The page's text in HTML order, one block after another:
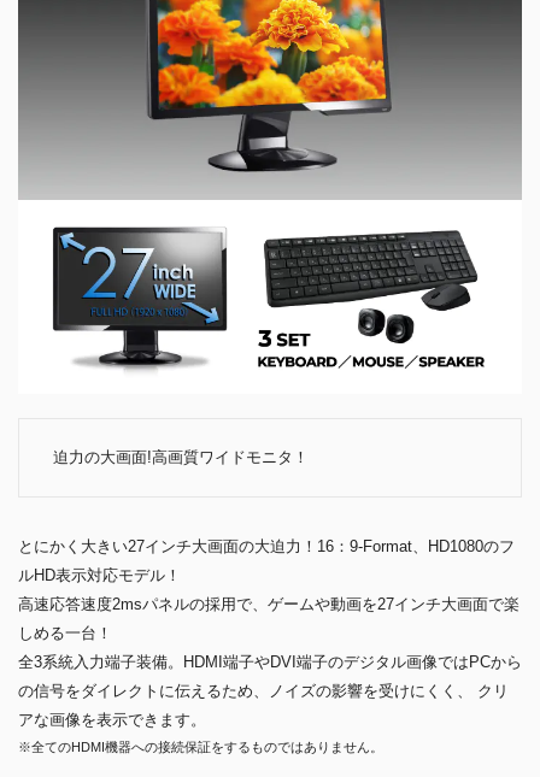
迫力の大画面!高画質ワイドモニタ！
とにかく大きい27インチ大画面の大迫力！16：9-Format、HD1080のフ
ルHD表示対応モデル！
高速応答速度2msパネルの採用で、ゲームや動画を27インチ大画面で楽
しめる一台！
全3系統入力端子装備。HDMI端子やDVI端子のデジタル画像ではPCから
の信号をダイレクトに伝えるため、ノイズの影響を受けにくく、 クリ
アな画像を表示できます。
※全てのHDMI機器への接続保証をするものではありません。